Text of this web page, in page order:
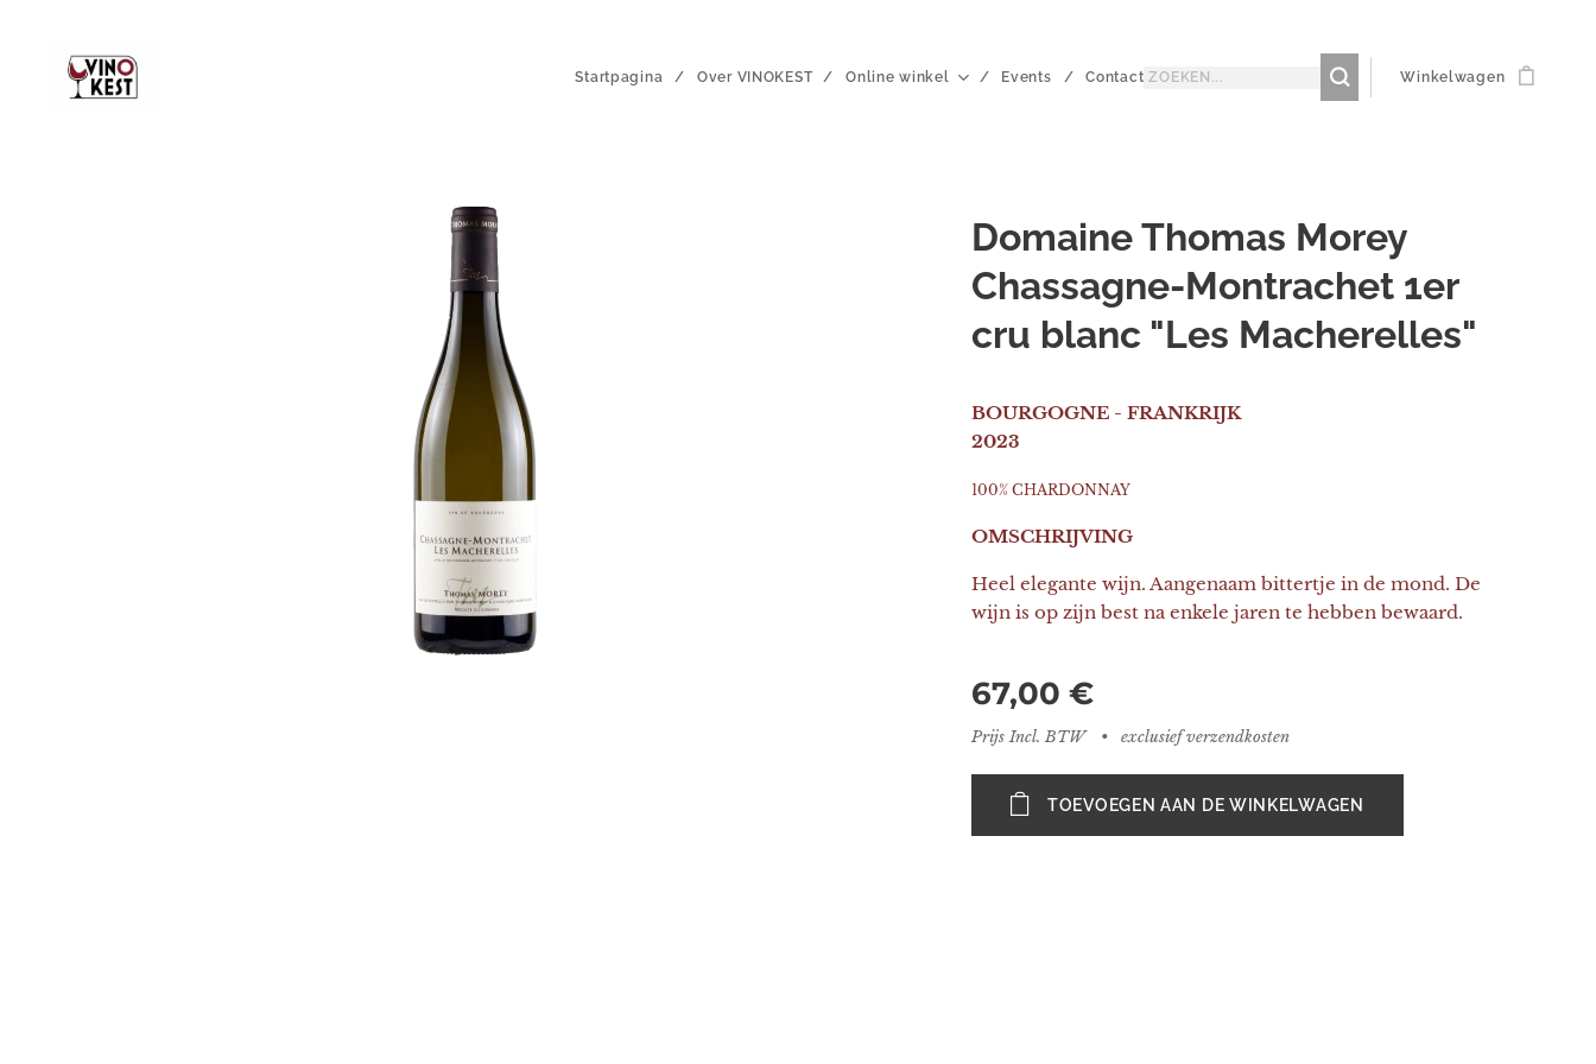
Startpagina Over VINOKEST Online winkel Events Contact Winkelwagen
Domaine Thomas Morey
Chassagne-Montrachet 1er
cru blanc "Les Macherelles"
BOURGOGNE - FRANKRIJK
2023
100% CHARDONNAY
OMSCHRIJVING
Heel elegante wijn. Aangenaam bittertje in de mond. De
wijn is op zijn best na enkele jaren te hebben bewaard.
67,00 €
Prijs Incl. BTW exclusief verzendkosten
TOEVOEGEN AAN DE WINKELWAGEN